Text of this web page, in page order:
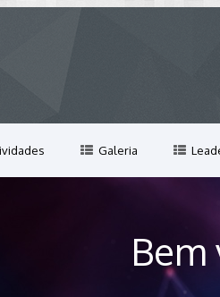
Galeria